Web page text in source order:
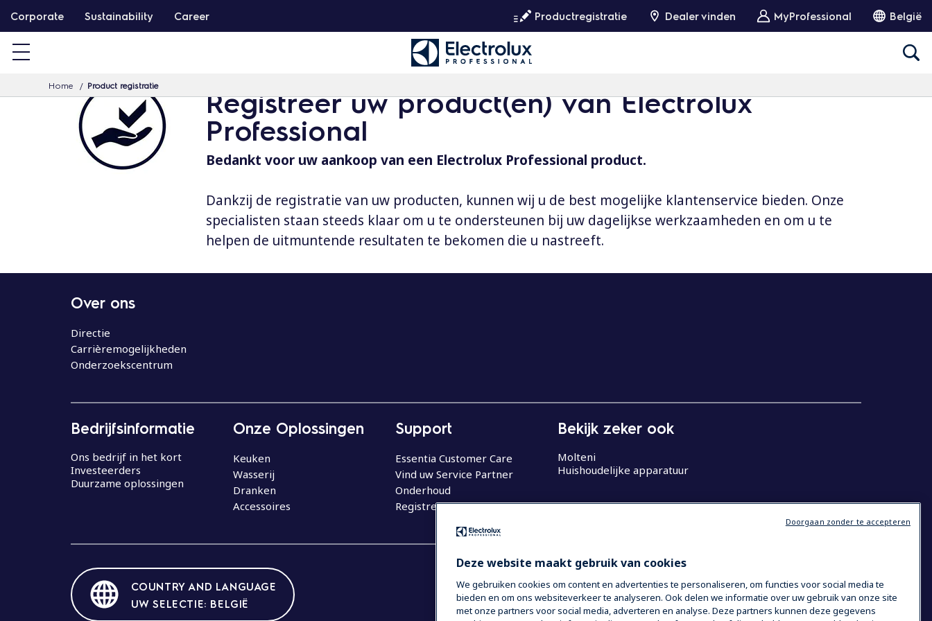
a
n
Corporate Sustainability Career Productregistratie Dealer vinden MyProfessional België
Home Product registratie Registreer uw product(en) van Electrolux
Professional
Bedankt voor uw aankoop van een Electrolux Professional product.
Dankzij de registratie van uw producten, kunnen wij u de best mogelijke klantenservice bieden. Onze
specialisten staan steeds klaar om u te ondersteunen bij uw dagelijkse werkzaamheden en om u te
helpen de uitmuntende resultaten te bekomen die u nastreeft.
Over ons
Directie
Carrièremogelijkheden
Onderzoekscentrum
Bedrijfsinformatie
Ons bedrijf in het kort
Investeerders
Duurzame oplossingen
Onze Oplossingen
Keuken
Wasserij
Dranken
Accessoires
Support
Essentia Customer Care
Vind uw Service Partner
Onderhoud
Registreer uw product
Bekijk zeker ook
Molteni
Huishoudelijke apparatuur
COUNTRY AND LANGUAGE
UW SELECTIE: BELGIË
Deze website maakt gebruik van cookies
We gebruiken cookies om content en advertenties te personaliseren, om functies voor social media te
bieden en om ons websiteverkeer te analyseren. Ook delen we informatie over uw gebruik van onze site
met onze partners voor social media, adverteren en analyse. Deze partners kunnen deze gegevens
Doorgaan zonder te accepteren